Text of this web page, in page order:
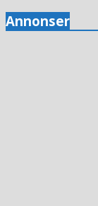
Annonser